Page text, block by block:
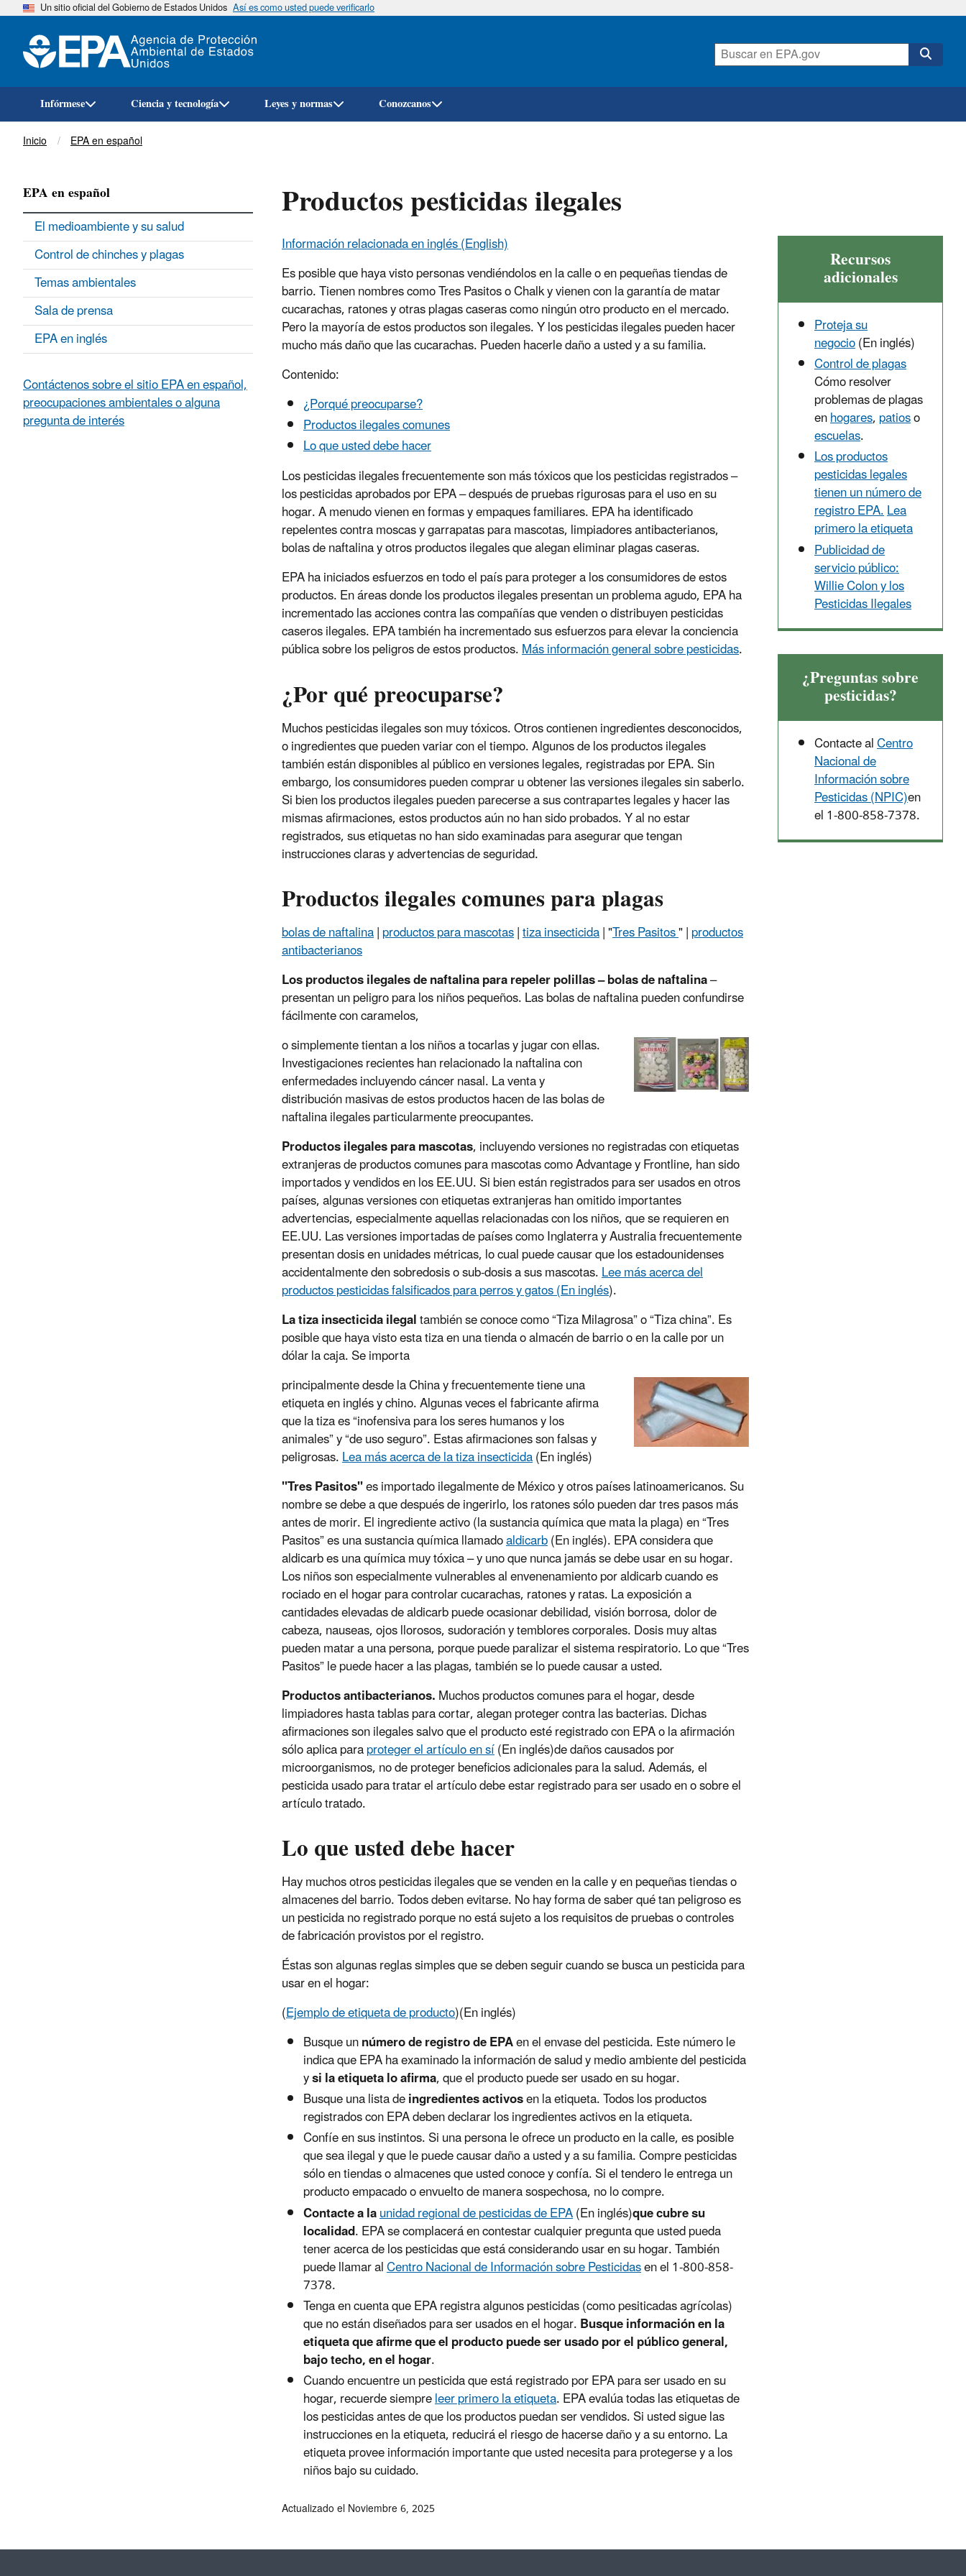
Pasar
Un sitio oficial del Gobierno de Estados Unidos Así es como usted puede verificarlo
Infórmese Ciencia y tecnología Leyes y normas Conozcanos
Breadcrumb
Inicio EPA en español
Productos pesticidas ilegales
Información relacionada en inglés (English)
Es posible que haya visto personas vendiéndolos en la calle o en pequeñas tiendas de
barrio. Tienen nombres como Tres Pasitos o Chalk y vienen con la garantía de matar
cucarachas, ratones y otras plagas caseras como ningún otro producto en el mercado.
Pero la mayoría de estos productos son ilegales. Y los pesticidas ilegales pueden hacer
mucho más daño que las cucarachas. Pueden hacerle daño a usted y a su familia.
Contenido:
¿Porqué preocuparse?
Productos ilegales comunes
Lo que usted debe hacer
Los pesticidas ilegales frecuentemente son más tóxicos que los pesticidas registrados –
los pesticidas aprobados por EPA – después de pruebas rigurosas para el uso en su
hogar. A menudo vienen en formas y empaques familiares. EPA ha identificado
repelentes contra moscas y garrapatas para mascotas, limpiadores antibacterianos,
bolas de naftalina y otros productos ilegales que alegan eliminar plagas caseras.
EPA ha iniciados esfuerzos en todo el país para proteger a los consumidores de estos
productos. En áreas donde los productos ilegales presentan un problema agudo, EPA ha
incrementado las acciones contra las compañías que venden o distribuyen pesticidas
caseros ilegales. EPA también ha incrementado sus esfuerzos para elevar la conciencia
pública sobre los peligros de estos productos.Más información general sobre pesticidas.
¿Por qué preocuparse?
Muchos pesticidas ilegales son muy tóxicos. Otros contienen ingredientes desconocidos,
o ingredientes que pueden variar con el tiempo. Algunos de los productos ilegales
también están disponibles al público en versiones legales, registradas por EPA. Sin
embargo, los consumidores pueden comprar u obtener las versiones ilegales sin saberlo.
Si bien los productos ilegales pueden parecerse a sus contrapartes legales y hacer las
mismas afirmaciones, estos productos aún no han sido probados. Y al no estar
registrados, sus etiquetas no han sido examinadas para asegurar que tengan
instrucciones claras y advertencias de seguridad.
Productos ilegales comunes para plagas
bolas de naftalina|productos para mascotas|tiza insecticida| "Tres Pasitos" |productos
antibacterianos
Los productos ilegales de naftalina para repeler polillas – bolas de naftalina–
presentan un peligro para los niños pequeños. Las bolas de naftalina pueden confundirse
fácilmente con caramelos,
o simplemente tientan a los niños a tocarlas y jugar con ellas.
Investigaciones recientes han relacionado la naftalina con
enfermedades incluyendo cáncer nasal. La venta y
distribución masivas de estos productos hacen de las bolas de
naftalina ilegales particularmente preocupantes.
Productos ilegales para mascotas, incluyendo versiones no registradas con etiquetas
extranjeras de productos comunes para mascotas como Advantage y Frontline, han sido
importados y vendidos en los EE.UU. Si bien están registrados para ser usados en otros
países, algunas versiones con etiquetas extranjeras han omitido importantes
advertencias, especialmente aquellas relacionadas con los niños, que se requieren en
EE.UU. Las versiones importadas de países como Inglaterra y Australia frecuentemente
presentan dosis en unidades métricas, lo cual puede causar que los estadounidenses
accidentalmente den sobredosis o sub-dosis a sus mascotas.Lee más acerca del
productos pesticidas falsificados para perros y gatos(En inglés).
La tiza insecticida ilegaltambién se conoce como “Tiza Milagrosa” o “Tiza china”. Es
posible que haya visto esta tiza en una tienda o almacén de barrio o en la calle por un
dólar la caja. Se importa
principalmente desde la China y frecuentemente tiene una
etiqueta en inglés y chino. Algunas veces el fabricante afirma
que la tiza es “inofensiva para los seres humanos y los
animales” y “de uso seguro”. Estas afirmaciones son falsas y
peligrosas.Lea más acerca de la tiza insecticida(En inglés)
"Tres Pasitos"es importado ilegalmente de México y otros países latinoamericanos. Su
nombre se debe a que después de ingerirlo, los ratones sólo pueden dar tres pasos más
antes de morir. El ingrediente activo (la sustancia química que mata la plaga) en “Tres
Pasitos” es una sustancia química llamadoaldicarb(En inglés). EPA considera que
aldicarb es una química muy tóxica – y uno que nunca jamás se debe usar en su hogar.
Los niños son especialmente vulnerables al envenenamiento por aldicarb cuando es
rociado en el hogar para controlar cucarachas, ratones y ratas. La exposición a
cantidades elevadas de aldicarb puede ocasionar debilidad, visión borrosa, dolor de
cabeza, nauseas, ojos llorosos, sudoración y temblores corporales. Dosis muy altas
pueden matar a una persona, porque puede paralizar el sistema respiratorio. Lo que “Tres
Pasitos” le puede hacer a las plagas, también se lo puede causar a usted.
Productos antibacterianos.Muchos productos comunes para el hogar, desde
limpiadores hasta tablas para cortar, alegan proteger contra las bacterias. Dichas
afirmaciones son ilegales salvo que el producto esté registrado con EPA o la afirmación
sólo aplica paraproteger el artículo en sí(En inglés)de daños causados por
microorganismos, no de proteger beneficios adicionales para la salud. Además, el
pesticida usado para tratar el artículo debe estar registrado para ser usado en o sobre el
artículo tratado.
Lo que usted debe hacer
Hay muchos otros pesticidas ilegales que se venden en la calle y en pequeñas tiendas o
almacenes del barrio. Todos deben evitarse. No hay forma de saber qué tan peligroso es
un pesticida no registrado porque no está sujeto a los requisitos de pruebas o controles
de fabricación provistos por el registro.
Éstas son algunas reglas simples que se deben seguir cuando se busca un pesticida para
usar en el hogar:
(Ejemplo de etiqueta de producto)(En inglés)
Busque unnúmero de registro de EPAen el envase del pesticida. Este número le
indica que EPA ha examinado la información de salud y medio ambiente del pesticida
ysi la etiqueta lo afirma, que el producto puede ser usado en su hogar.
Busque una lista deingredientes activosen la etiqueta. Todos los productos
registrados con EPA deben declarar los ingredientes activos en la etiqueta.
Confíe en sus instintos. Si una persona le ofrece un producto en la calle, es posible
que sea ilegal y que le puede causar daño a usted y a su familia. Compre pesticidas
sólo en tiendas o almacenes que usted conoce y confía. Si el tendero le entrega un
producto empacado o envuelto de manera sospechosa, no lo compre.
Contacte a launidad regional de pesticidas de EPA(En inglés)que cubre su
localidad. EPA se complacerá en contestar cualquier pregunta que usted pueda
tener acerca de los pesticidas que está considerando usar en su hogar. También
puede llamar alCentro Nacional de Información sobre Pesticidasen el 1-800-858-
7378.
Tenga en cuenta que EPA registra algunos pesticidas (como pesiticadas agrícolas)
que no están diseñados para ser usados en el hogar.Busque información en la
etiqueta que afirme que el producto puede ser usado por el público general,
bajo techo, en el hogar.
Cuando encuentre un pesticida que está registrado por EPA para ser usado en su
hogar, recuerde siempreleer primero la etiqueta. EPA evalúa todas las etiquetas de
los pesticidas antes de que los productos puedan ser vendidos. Si usted sigue las
instrucciones en la etiqueta, reducirá el riesgo de hacerse daño y a su entorno. La
etiqueta provee información importante que usted necesita para protegerse y a los
niños bajo su cuidado.
Recursos
adicionales
Proteja su
negocio(En inglés)
Control de plagas
Cómo resolver
problemas de plagas
enhogares,patioso
escuelas.
Los productos
pesticidas legales
tienen un número de
registro EPA.Lea
primero la etiqueta
Publicidad de
servicio público:
Willie Colon y los
Pesticidas Ilegales
¿Preguntas sobre
pesticidas?
Contacte alCentro
Nacional de
Información sobre
Pesticidas (NPIC)en
el 1-800-858-7378.
EPA en español
El medioambiente y su salud
Control de chinches y plagas
Temas ambientales
Sala de prensa
EPA en inglés
Contáctenos sobre el sitio EPA en español,
preocupaciones ambientales o alguna
pregunta de interés
Actualizado el Noviembre 6, 2025